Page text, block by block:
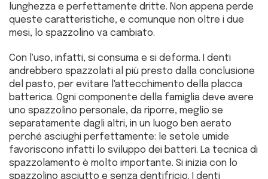
lunghezza e perfettamente dritte. Non appena perde
queste caratteristiche, e comunque non oltre i due
mesi, lo spazzolino va cambiato.
Con l'uso, infatti, si consuma e si deforma. I denti
andrebbero spazzolati al più presto dalla conclusione
del pasto, per evitare l'attecchimento della placca
batterica. Ogni componente della famiglia deve avere
uno spazzolino personale, da riporre, meglio se
separatamente dagli altri, in un luogo ben aerato
perché asciughi perfettamente: le setole umide
favoriscono infatti lo sviluppo dei batteri. La tecnica di
spazzolamento è molto importante. Si inizia con lo
spazzolino asciutto e senza dentifricio. I denti